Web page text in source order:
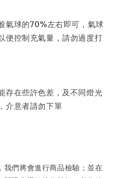
氣球的70%左右即可，氣球
便控制充氣量，請勿過度打
存在些許色差，及不同燈光
介意者請勿下單
們將會進行商品檢驗；並在